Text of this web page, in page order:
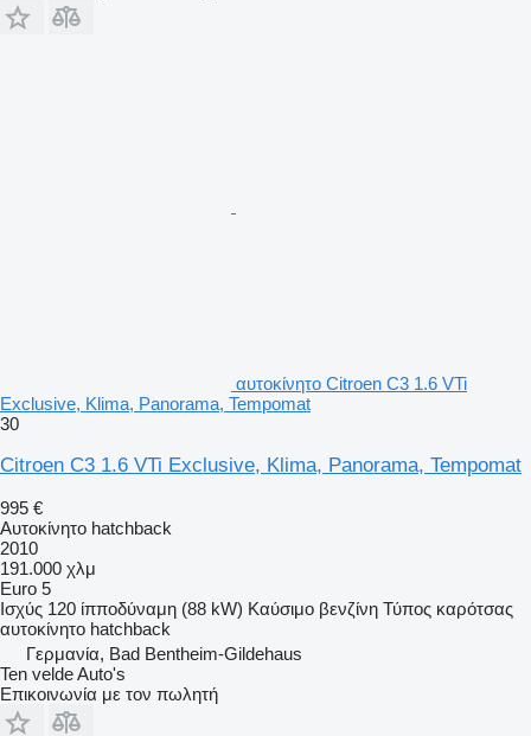
αυτοκίνητο Citroen C3 1.6 VTi
Exclusive, Klima, Panorama, Tempomat
30
Citroen C3 1.6 VTi Exclusive, Klima, Panorama, Tempomat
995 €
Αυτοκίνητο hatchback
2010
191.000 χλμ
Euro 5
Ισχύς 120 ίπποδύναμη (88 kW) Καύσιμο βενζίνη Τύπος καρότσας
αυτοκίνητο hatchback
Γερμανία, Bad Bentheim-Gildehaus
Ten velde Auto's
Επικοινωνία με τον πωλητή